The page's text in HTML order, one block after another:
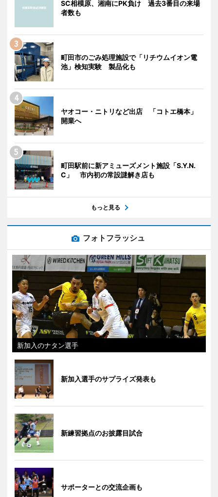
SC相模原、湘南にPK負け 過去3番目の来場
者数も
町田市のごみ処理施設で「リチウムイオン電
池」検知実験 製品化も
ヤオコー・ニトリなど出店 「コトエ橋本」
開業へ
町田駅前に新アミューズメント施設「S.Y.N.
C」 市内初の常設謎解き店も
もっと見る
フォトフラッシュ
新加入のナタン選手
新加入選手のサプライズ発表も
新練習拠点のお披露目試合
サポーターとの交流企画も